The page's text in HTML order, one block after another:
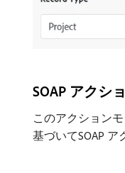
SOAP アクシ
このアクション
基づいてSOAP ア